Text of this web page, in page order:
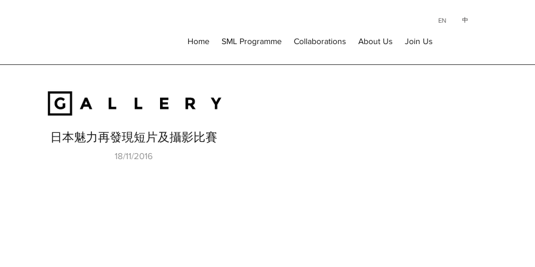
EN 中
Home SML Programme Collaborations About Us Join Us
日本魅力再發現短片及攝影比賽
18/11/2016